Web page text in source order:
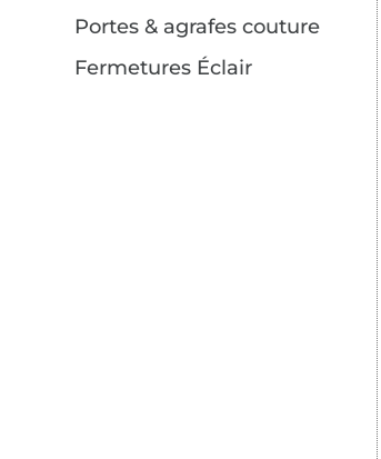
Portes & agrafes couture
Fermetures Éclair